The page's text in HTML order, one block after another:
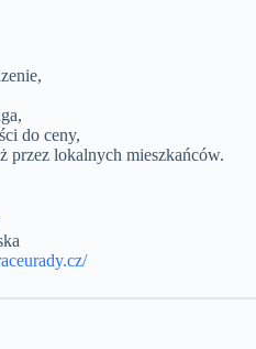
do ceny,
przez lokalnych mieszkańców.